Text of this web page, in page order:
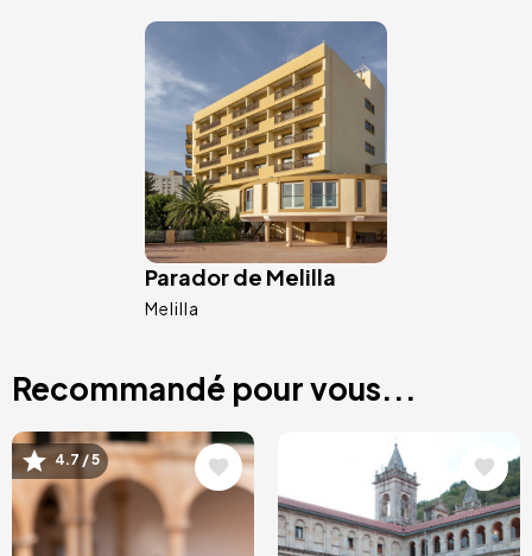
Image
Parador de Melilla
Melilla
Recommandé pour vous...
Image
4.7 / 5